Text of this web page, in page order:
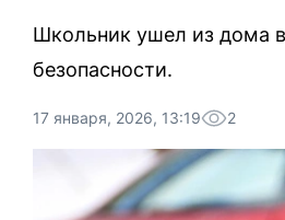
Школьник ушел из дома
безопасности.
17 января, 2026, 13:19 2